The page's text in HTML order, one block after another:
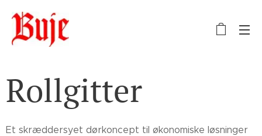
Rollgitter
Et skræddersyet dørkoncept til økonomiske løsninger